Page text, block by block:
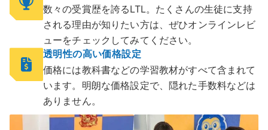
数々の受賞歴を誇るLTL。たくさんの生徒に支持
される理由が知りたい方は、ぜひオンラインレビ
ューをチェックしてみてください。
透明性の高い価格設定
価格には教科書などの学習教材がすべて含まれて
います。明朗な価格設定で、隠れた手数料などは
ありません。